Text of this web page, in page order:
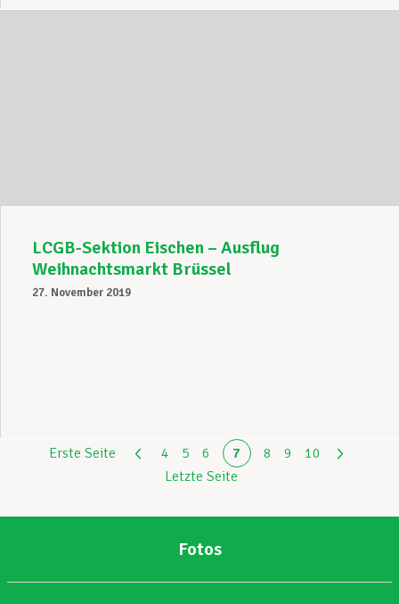
LCGB-Sektion Eischen – Ausflug
Weihnachtsmarkt Brüssel
27. November 2019
Erste Seite 4 5 6 7 8 9
10
Letzte Seite
Fotos